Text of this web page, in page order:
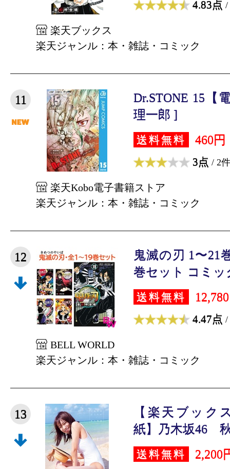
4.83点 /
楽天ブックス
楽天ジャンル：本・雑誌・コミック
11
Dr.STONE 15【
理一郎 ]
送料無料 460円
3点 / 2件
楽天Kobo電子書籍ストア
楽天ジャンル：本・雑誌・コミック
12
鬼滅の刃 1〜21
巻セット コミッ
送料無料
4.47点 /
BELL WORLD
楽天ジャンル：本・雑誌・コミック
13
【楽天ブック
紙】乃木坂46
送料無料 2,200